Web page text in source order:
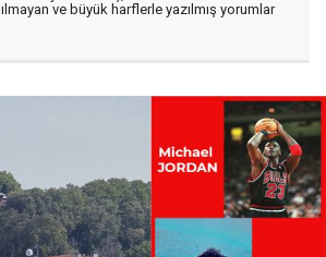
ve büyük harflerle yazılmış yorumlar